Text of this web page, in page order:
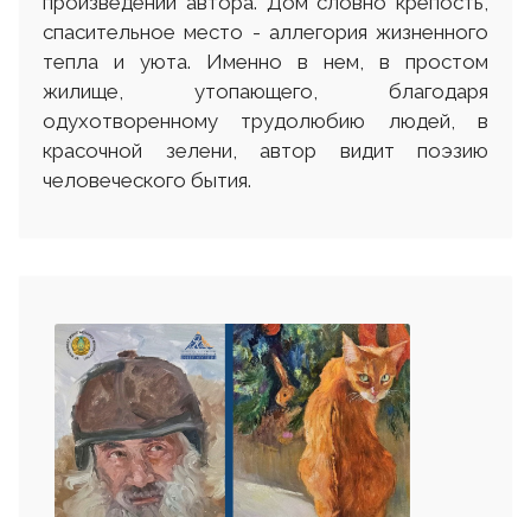
спасительное место - аллегория жизненного
тепла и уюта. Именно в нем, в простом
жилище, утопающего, благодаря
одухотворенному трудолюбию людей, в
красочной зелени, автор видит поэзию
человеческого бытия.